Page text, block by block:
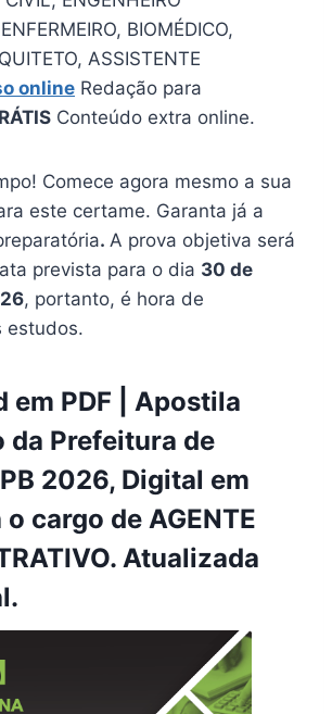
BIOMÉDICO,
ASSISTENTE
online Redação para
Conteúdo extra online.
Comece agora mesmo a sua
este certame. Garanta já a
. A prova objetiva será
prevista para o dia 30 de
, portanto, é hora de
estudos.
em PDF | Apostila
da Prefeitura de
2026, Digital em
o cargo de AGENTE
Atualizada